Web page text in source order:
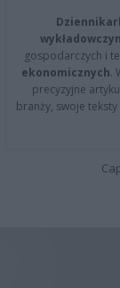
gospodarczych i
ekonomicznych.
precyzyjne
branży, swoje